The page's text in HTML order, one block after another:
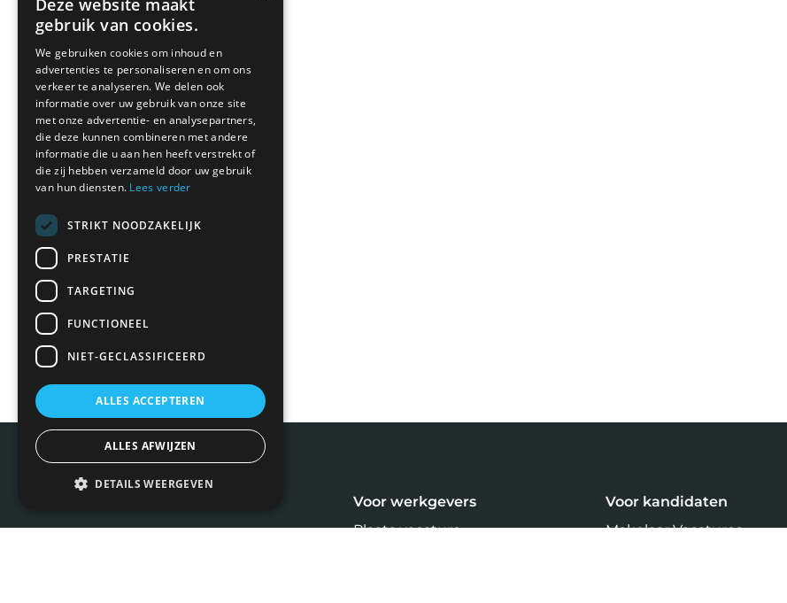
Voor werkgevers
Plaats vacature
Voor kandidaten
Makelaar Vacatures
Deze website maakt
gebruik van cookies.
We gebruiken cookies om inhoud en
advertenties te personaliseren en om ons
verkeer te analyseren. We delen ook
informatie over uw gebruik van onze site
met onze advertentie- en analysepartners,
die deze kunnen combineren met andere
informatie die u aan hen heeft verstrekt of
die zij hebben verzameld door uw gebruik
van hun diensten. Lees verder
STRIKT NOODZAKELIJK
PRESTATIE
TARGETING
FUNCTIONEEL
NIET-GECLASSIFICEERD
ALLES ACCEPTEREN
ALLES AFWIJZEN
DETAILS WEERGEVEN